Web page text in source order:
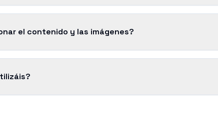
el contenido y las imágenes?